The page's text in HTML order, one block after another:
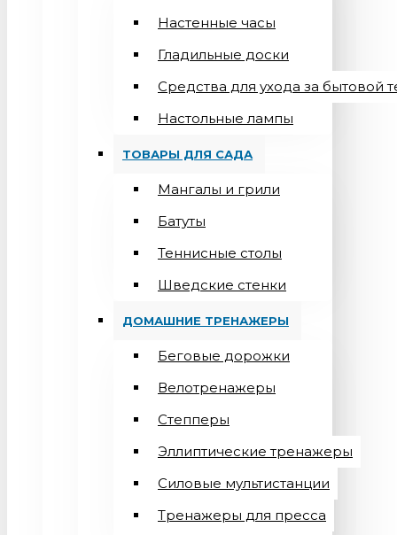
Настенные часы
Гладильные доски
Средства для ухода за бытовой
Настольные лампы
ТОВАРЫ ДЛЯ САДА
Мангалы и грили
Батуты
Теннисные столы
Шведские стенки
ДОМАШНИЕ ТРЕНАЖЕРЫ
Беговые дорожки
Велотренажеры
Степперы
Эллиптические тренажеры
Силовые мультистанции
Тренажеры для пресса